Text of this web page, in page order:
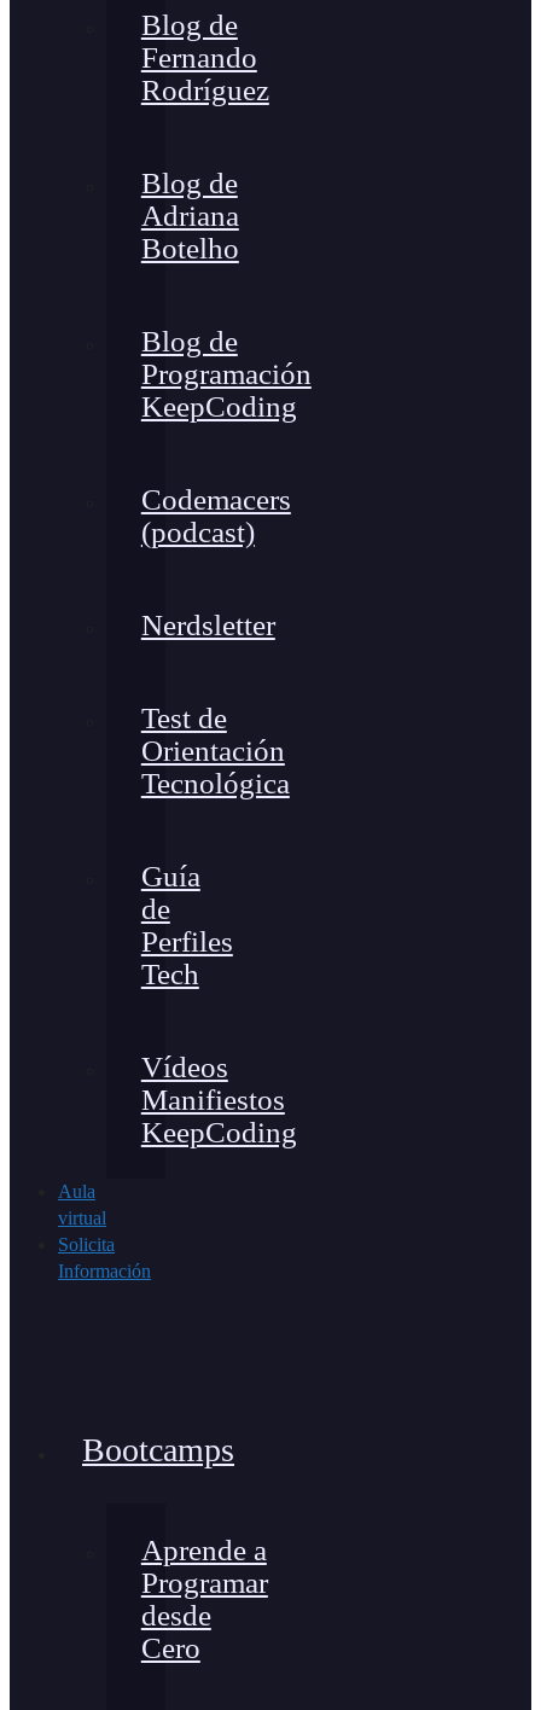
Blog de
Fernando
Rodríguez
Blog de
Adriana
Botelho
Blog de
Programación
KeepCoding
Codemacers
(podcast)
Nerdsletter
Test de
Orientación
Tecnológica
Guía
de
Perfiles
Tech
Vídeos
Manifiestos
KeepCoding
Aula
virtual
Solicita
Información
Bootcamps
Aprende a
Programar
desde
Cero